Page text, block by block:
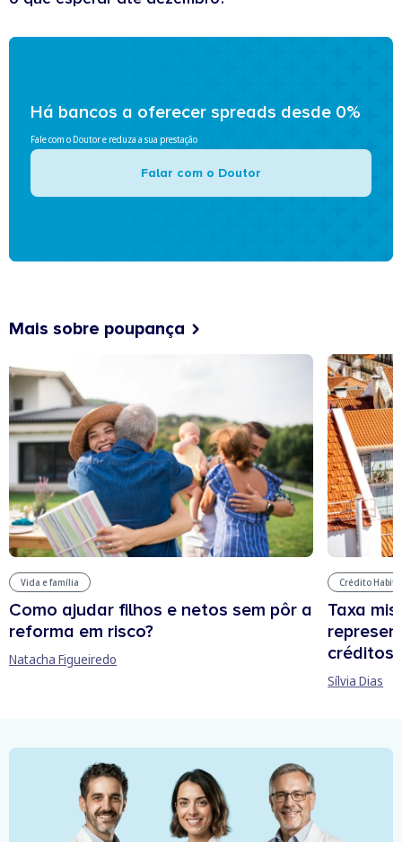
Há bancos a oferecer spreads desde 0%
Fale com o Doutor e reduza a sua prestação
Falar com o Doutor
Mais sobre poupança
Vida e família
Como ajudar filhos e netos sem pôr a
reforma em risco?
Natacha Figueiredo
Crédito
Taxa
créditos
Sílvia Dias